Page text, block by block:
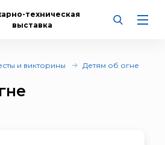
техническая
выставка
и викторины Детям об огне